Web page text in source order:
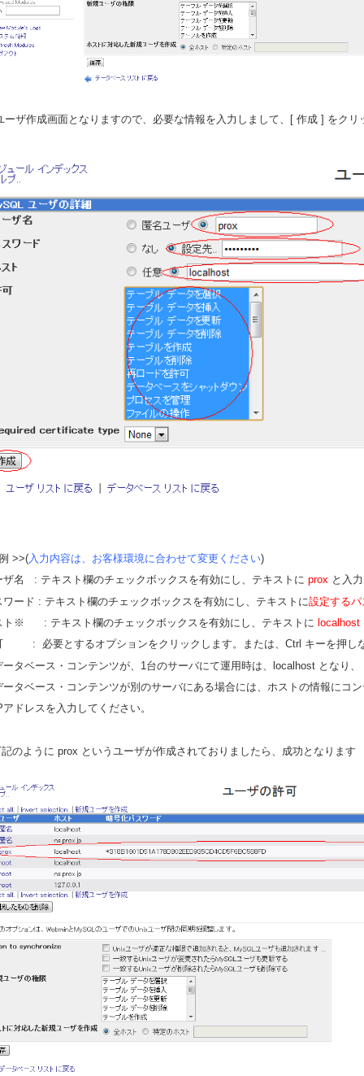
ーザ作成画面となりますので、必要な情報を入力しまして、[ 作成 ] をクリ
>>(入力内容は、お客様環境に合わせて変更ください)
ザ名 : テキスト欄のチェックボックスを有効にし、テキストに proxと入力
ワード : テキスト欄のチェックボックスを有効にし、テキストに設定する
ト※ : テキスト欄のチェックボックスを有効にし、テキストに localhost
: 必要とするオプションをクリックします。または、Ctrl キーを押し
タベース・コンテンツが、1台のサーバにて運用時は、localhost となり、
タベース・コンテンツが別のサーバにある場合には、ホストの情報にコ
ドレスを入力してください。
のように prox というユーザが作成されておりましたら、成功となります